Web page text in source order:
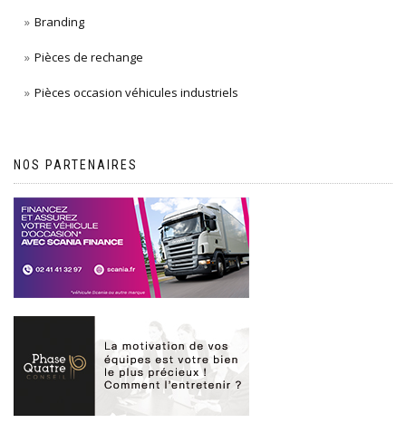
Branding
Pièces de rechange
Pièces occasion véhicules industriels
NOS PARTENAIRES